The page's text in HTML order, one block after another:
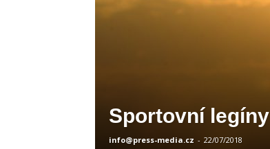
Sportovní legíny
info@press-media.cz - 22/07/2018